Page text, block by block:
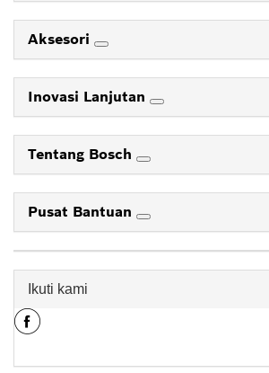
Aksesori
Inovasi Lanjutan
Tentang Bosch
Pusat Bantuan
Ikuti kami